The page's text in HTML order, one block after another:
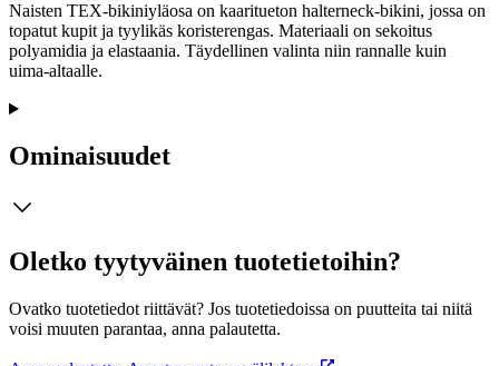
Naisten TEX-bikiniyläosa on kaaritueton halterneck-bikini, jossa on
topatut kupit ja tyylikäs koristerengas. Materiaali on sekoitus
polyamidia ja elastaania. Täydellinen valinta niin rannalle kuin
uima-altaalle.
Ominaisuudet
Oletko tyytyväinen tuotetietoihin?
Ovatko tuotetiedot riittävät? Jos tuotetiedoissa on puutteita tai niitä
voisi muuten parantaa, anna palautetta.